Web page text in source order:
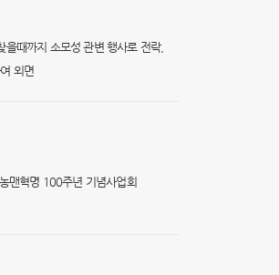
때까지 소모성 관변 행사로 전락,
외면
맨혁명 100주년 기념사업회